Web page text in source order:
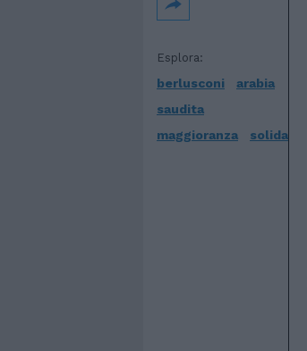
Esplora:
berlusconi
arabia
saudita
maggioranza
solida